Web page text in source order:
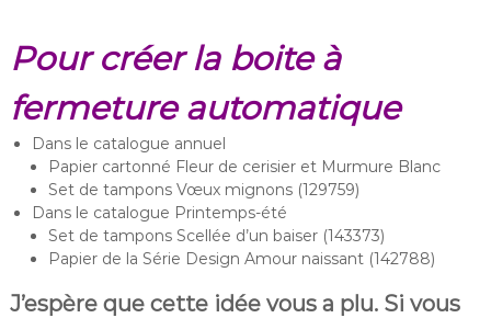
Pour créer la boite à
fermeture automatique
Dans le catalogue annuel
Papier cartonné Fleur de cerisier et Murmure Blanc
Set de tampons Vœux mignons (129759)
Dans le catalogue Printemps-été
Set de tampons Scellée d’un baiser (143373)
Papier de la Série Design Amour naissant (142788)
J’espère que cette idée vous a plu. Si vous